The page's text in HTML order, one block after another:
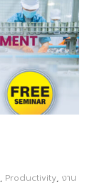
, Productivity, งาน